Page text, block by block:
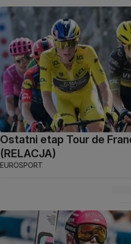
Ostatni etap Tour de
(RELACJA)
EUROSPORT